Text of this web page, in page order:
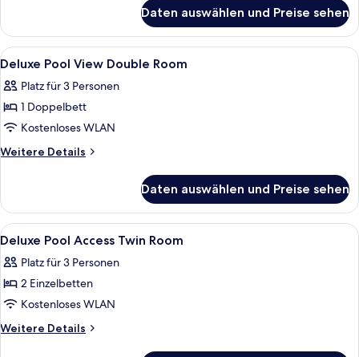
anzeigen
Pool
View
Twin
Daten auswählen und Preise sehen
Alle
Fotos
für
Deluxe
Pool
View
anzeigen
Ein Hotelzimmer mit Bett,
8
Deluxe Pool View Double Room
Platz für 3 Personen
1 Doppelbett
Kostenloses WLAN
Weitere Details
Weitere
Pool
View
Double
Daten auswählen und Preise sehen
Alle
Fotos
für
Deluxe
Pool
Access
Ein Hotelzimmer mit Bett,
7
Deluxe Pool Access Twin Room
Platz für 3 Personen
2 Einzelbetten
Kostenloses WLAN
Weitere Details
Weitere